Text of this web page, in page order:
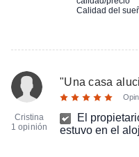
Calidad del
Cristina
1 opinión
"Una casa
El
estuvo en el